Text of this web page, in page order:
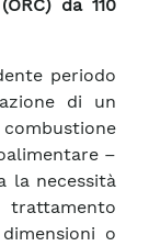
da 110
periodo
di un
–
la necessità
o